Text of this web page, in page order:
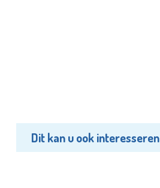
Dit kan u ook interesseren